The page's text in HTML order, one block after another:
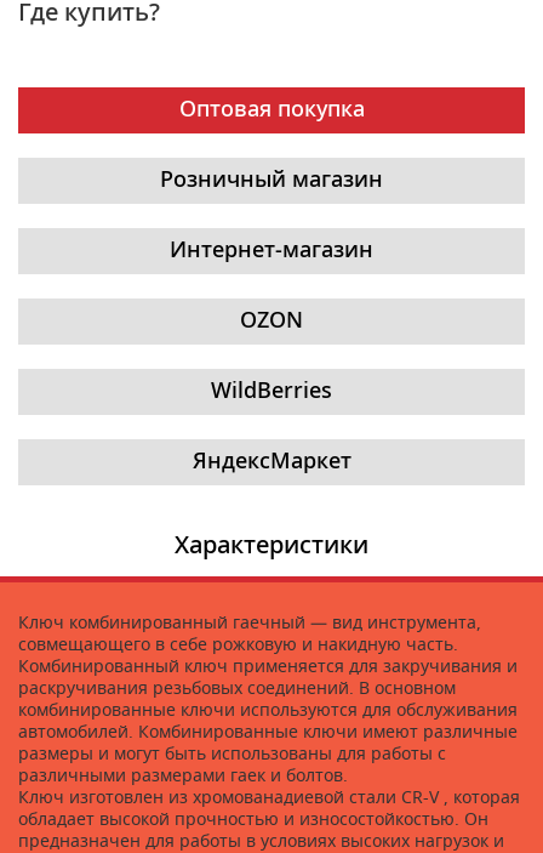
Где купить?
Оптовая покупка
Розничный магазин
Интернет-магазин
OZON
WildBerries
ЯндексМаркет
Характеристики
Ключ комбинированный гаечный — вид инструмента,
совмещающего в себе рожковую и накидную часть.
Комбинированный ключ применяется для закручивания и
раскручивания резьбовых соединений. В основном
комбинированные ключи используются для обслуживания
автомобилей. Комбинированные ключи имеют различные
размеры и могут быть использованы для работы с
различными размерами гаек и болтов.
Ключ изготовлен из хромованадиевой стали CR-V , которая
обладает высокой прочностью и износостойкостью. Он
предназначен для работы в условиях высоких нагрузок и